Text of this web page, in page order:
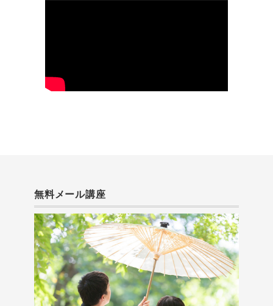
無料メール講座